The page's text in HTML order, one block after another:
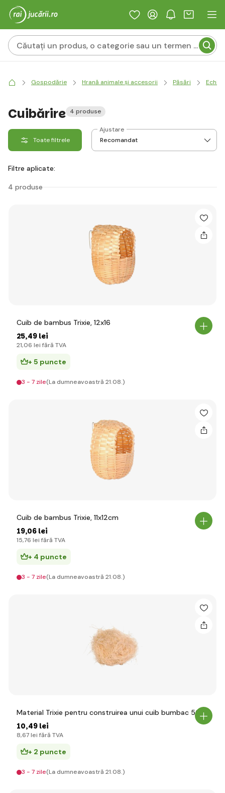
Gospodărie Hrană animale și accesorii Păsări
Cuibărire 4 produse
Toate filtrele
Ajustare
Filtre aplicate:
4 produse
Cuib de bambus Trixie, 12x16
25,49 lei
21,06 lei fără TVA
+ 5 puncte
3 - 7 zile(La dumneavoastră 21.08.)
Cuib de bambus Trixie, 11x12cm
19,06 lei
15,76 lei fără TVA
+ 4 puncte
3 - 7 zile(La dumneavoastră 21.08.)
Material Trixie pentru construirea unui cuib bumbac 50g
10,49 lei
8,67 lei fără TVA
+ 2 puncte
3 - 7 zile(La dumneavoastră 21.08.)